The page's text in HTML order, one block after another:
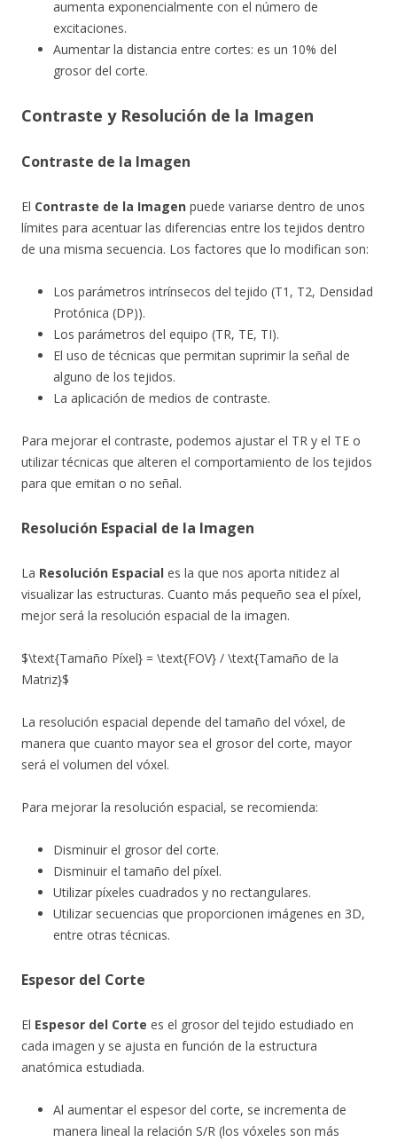
aumenta exponencialmente con el número de
excitaciones.
Aumentar la distancia entre cortes: es un 10% del
grosor del corte.
Contraste y Resolución de la Imagen
Contraste de la Imagen
El Contraste de la Imagen puede variarse dentro de unos
límites para acentuar las diferencias entre los tejidos dentro
de una misma secuencia. Los factores que lo modifican son:
Los parámetros intrínsecos del tejido (T1, T2, Densidad
Protónica (DP)).
Los parámetros del equipo (TR, TE, TI).
El uso de técnicas que permitan suprimir la señal de
alguno de los tejidos.
La aplicación de medios de contraste.
Para mejorar el contraste, podemos ajustar el TR y el TE o
utilizar técnicas que alteren el comportamiento de los tejidos
para que emitan o no señal.
Resolución Espacial de la Imagen
La Resolución Espacial es la que nos aporta nitidez al
visualizar las estructuras. Cuanto más pequeño sea el píxel,
mejor será la resolución espacial de la imagen.
$\text{Tamaño Píxel} = \text{FOV} / \text{Tamaño de la
Matriz}$
La resolución espacial depende del tamaño del vóxel, de
manera que cuanto mayor sea el grosor del corte, mayor
será el volumen del vóxel.
Para mejorar la resolución espacial, se recomienda:
Disminuir el grosor del corte.
Disminuir el tamaño del píxel.
Utilizar píxeles cuadrados y no rectangulares.
Utilizar secuencias que proporcionen imágenes en 3D,
entre otras técnicas.
Espesor del Corte
El Espesor del Corte es el grosor del tejido estudiado en
cada imagen y se ajusta en función de la estructura
anatómica estudiada.
Al aumentar el espesor del corte, se incrementa de
manera lineal la relación S/R (los vóxeles son más